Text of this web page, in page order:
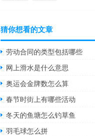
猜你想看的文章
劳动合同的类型包括哪些
网上滑水是什么意思
奥运会金牌数怎么算
春节时街上有哪些活动
冬天的鱼塘怎么钓草鱼
羽毛球怎么拼